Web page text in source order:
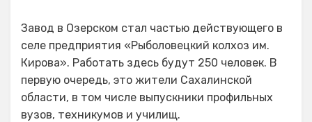
Завод в Озерском стал частью действующего в
селе предприятия «Рыболовецкий колхоз им.
Кирова». Работать здесь будут 250 человек. В
первую очередь, это жители Сахалинской
области, в том числе выпускники профильных
вузов, техникумов и училищ.